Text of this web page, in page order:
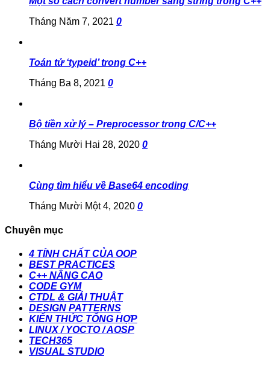
Tháng Năm 7, 2021 0
Toán tử ‘typeid’ trong C++
Tháng Ba 8, 2021 0
Bộ tiền xử lý – Preprocessor trong C/C++
Tháng Mười Hai 28, 2020 0
Cùng tìm hiểu về Base64 encoding
Tháng Mười Một 4, 2020 0
Chuyên mục
4 TÍNH CHẤT CỦA OOP
BEST PRACTICES
C++ NÂNG CAO
CODE GYM
CTDL & GIẢI THUẬT
DESIGN PATTERNS
KIẾN THỨC TỔNG HỢP
LINUX / YOCTO / AOSP
TECH365
VISUAL STUDIO